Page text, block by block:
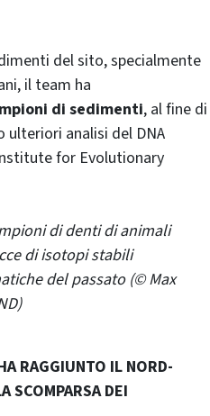
del sito, specialmente
il team ha
di sedimenti, al fine di
analisi del DNA
for Evolutionary
di denti di animali
di isotopi stabili
del passato (© Max
RAGGIUNTO IL NORD-
SCOMPARSA DEI